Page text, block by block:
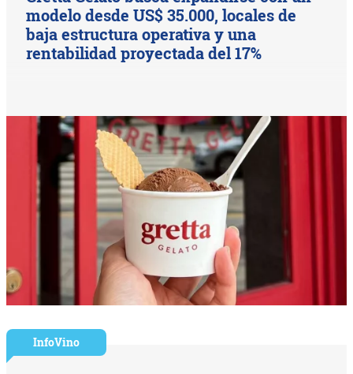
modelo desde US$ 35.000, locales de
baja estructura operativa y una
rentabilidad proyectada del 17%
InfoVino